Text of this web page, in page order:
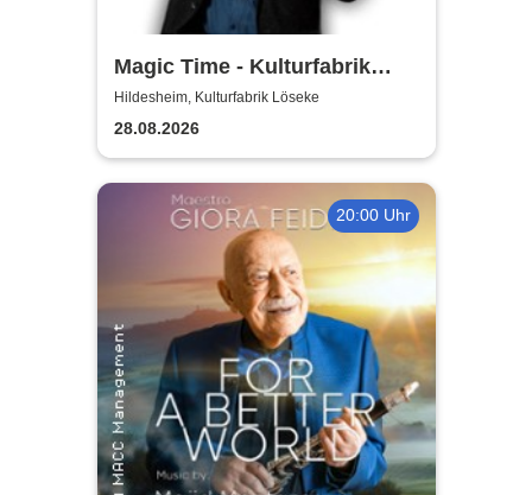
Magic Time - Kulturfabrik
Löseke
Hildesheim, Kulturfabrik Löseke
28.08.2026
20:00 Uhr